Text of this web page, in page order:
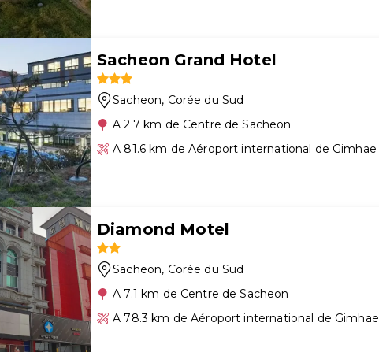
Sacheon Grand Hotel
Sacheon, Corée du Sud
A 2.7 km de Centre de Sacheon
A 81.6 km de Aéroport international de Gimhae
Diamond Motel
Sacheon, Corée du Sud
A 7.1 km de Centre de Sacheon
A 78.3 km de Aéroport international de Gimhae